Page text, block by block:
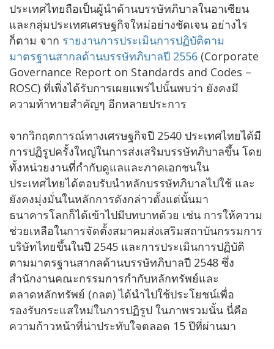
ประเทศไทยถือเป็นผู้นำด้านบรรษัทภิบาลในอาเซียน
และกลุ่มประเทศเศรษฐกิจใหม่อย่างชัดเจน อย่างไร
ก็ตาม จาก รายงานการประเมินการปฏิบัติตาม
มาตรฐานสากลด้านบรรษัทภิบาลปี 2556 (Corporate
Governance Report on Standards and Codes –
ROSC) ที่เพิ่งได้รับการเผยแพร่ไปนั้นพบว่า ยังคงมี
ความท้าทายสำคัญๆ อีกหลายประการ
จากวิกฤตการณ์ทางเศรษฐกิจปี 2540 ประเทศไทยได้มี
การปฏิรูปครั้งใหญ่ในการส่งเสริมบรรษัทภิบาลขึ้น โดย
ทั้งหน่วยงานที่กำกับดูแลและภาคเอกชนใน
ประเทศไทยได้ตอบรับนำหลักบรรษัทภิบาลไปใช้ และ
ยังคงมุ่งมั่นในหลักการดังกล่าวตั้งแต่นั้นมา
ธนาคารโลกก็ได้เข้าไปมีบทบาทด้วย เช่น การให้ความ
ช่วยเหลือในการจัดตั้งสมาคมส่งเสริมสถาบันกรรมการ
บริษัทไทยขึ้นในปี 2545 และการประเมินการปฏิบัติ
ตามมาตรฐานสากลด้านบรรษัทภิบาลปี 2548 ซึ่ง
สำนักงานคณะกรรมการกำกับหลักทรัพย์และ
ตลาดหลักทรัพย์ (กลต) ได้นำไปใช้ประโยชน์เพื่อ
รองรับกระแสใหม่ในการปฏิรูป ในภาพรวมนั้น นี่คือ
ความก้าวหน้าที่น่าประทับใจตลอด 15 ปีที่ผ่านมา